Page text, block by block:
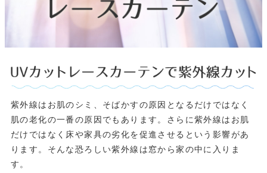
紫外線はお肌のシミ、そばかすの原因となるだけではなく
肌の老化の一番の原因でもあります。さらに紫外線はお肌
だけではなく床や家具の劣化を促進させるという影響があ
ります。そんな恐ろしい紫外線は窓から家の中に入りま
す。